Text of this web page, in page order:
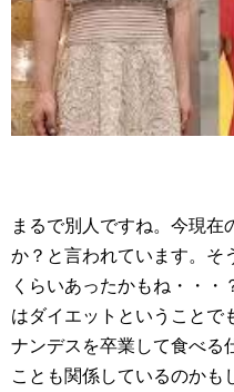
まるで別人ですね。今現在
か？と言われています。そ
くらいあったかもね・・・
はダイエットということで
ナンデスを卒業して食べる
ことも関係しているのかも